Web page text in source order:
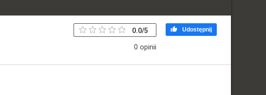
0.0/5
0 opinii
 Udostępnij